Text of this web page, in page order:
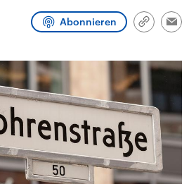
Koalition aus
Parteien
den mächtigsten Ländern
mit großem Einfluss auf
aktuelle Weltgeschehen.
Abonnieren
Link